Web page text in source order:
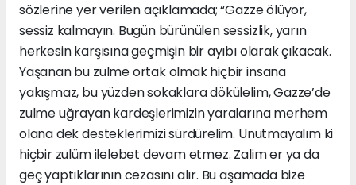
sözlerine yer verilen açıklamada; “Gazze ölüyor,
sessiz kalmayın. Bugün bürünülen sessizlik, yarın
herkesin karşısına geçmişin bir ayıbı olarak çıkacak.
Yaşanan bu zulme ortak olmak hiçbir insana
yakışmaz, bu yüzden sokaklara dökülelim, Gazze’de
zulme uğrayan kardeşlerimizin yaralarına merhem
olana dek desteklerimizi sürdürelim. Unutmayalım ki
hiçbir zulüm ilelebet devam etmez. Zalim er ya da
geç yaptıklarının cezasını alır. Bu aşamada bize